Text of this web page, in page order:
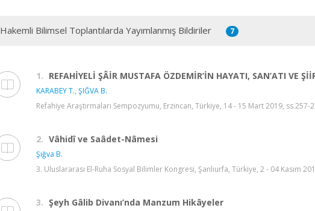
Hakemli Bilimsel Toplantılarda Yayımlanmış Bildiriler 7
1. REFAHİYELİ ŞÂİR MUSTAFA ÖZDEMİR’İN HAYATI, SAN’ATI VE
KARABEY T., ŞIĞVA B.
Refahiye Araştırmaları Sempozyumu, Erzincan, Türkiye, 14 - 15 Mart 2019,
2. Vâhidî ve Saâdet-Nâmesi
Şığva B.
3. Uluslararası El-Ruha Sosyal Bilimler Kongresi, Şanlıurfa, Türkiye, 2 - 04 Kasım
3. Şeyh Gâlib Divanı’nda Manzum Hikâyeler